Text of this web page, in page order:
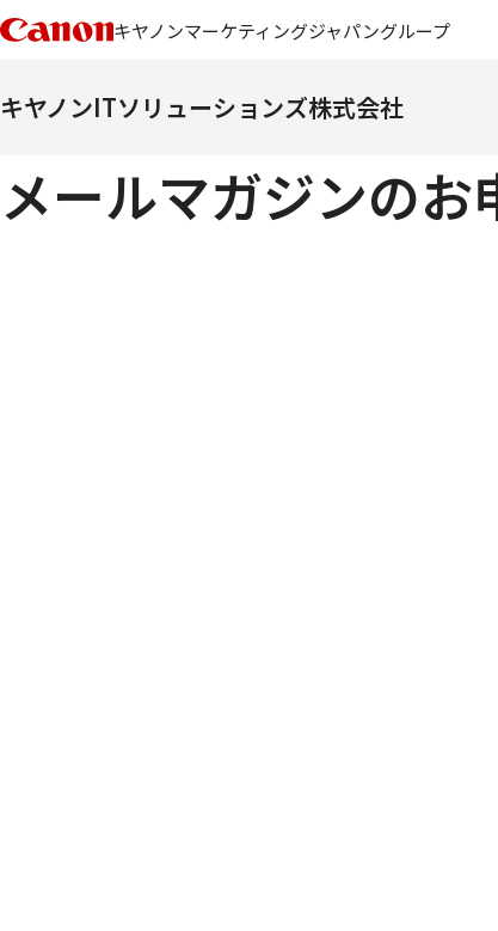
キヤノンマーケティングジャパングループ
キヤノンITソリューションズ株式会社
メールマガジンのお